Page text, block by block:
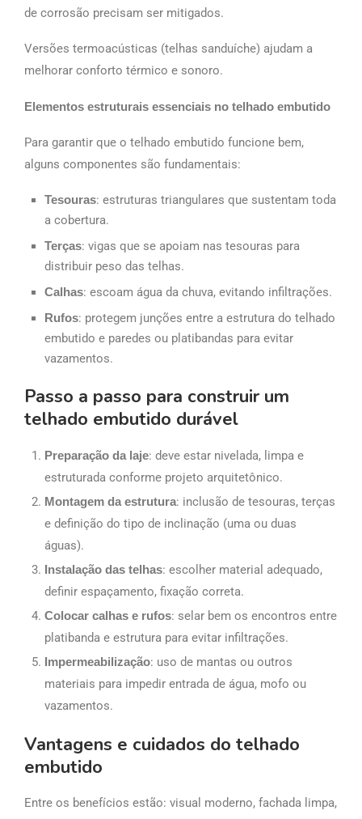
de corrosão precisam ser mitigados.
Versões termoacústicas (telhas sanduíche) ajudam a
melhorar conforto térmico e sonoro.
Elementos estruturais essenciais no telhado embutido
Para garantir que o telhado embutido funcione bem,
alguns componentes são fundamentais:
Tesouras: estruturas triangulares que sustentam toda
a cobertura.
Terças: vigas que se apoiam nas tesouras para
distribuir peso das telhas.
Calhas: escoam água da chuva, evitando infiltrações.
Rufos: protegem junções entre a estrutura do telhado
embutido e paredes ou platibandas para evitar
vazamentos.
Passo a passo para construir um
telhado embutido durável
Preparação da laje: deve estar nivelada, limpa e
estruturada conforme projeto arquitetônico.
Montagem da estrutura: inclusão de tesouras, terças
e definição do tipo de inclinação (uma ou duas
águas).
Instalação das telhas: escolher material adequado,
definir espaçamento, fixação correta.
Colocar calhas e rufos: selar bem os encontros entre
platibanda e estrutura para evitar infiltrações.
Impermeabilização: uso de mantas ou outros
materiais para impedir entrada de água, mofo ou
vazamentos.
Vantagens e cuidados do telhado
embutido
Entre os benefícios estão: visual moderno, fachada limpa,